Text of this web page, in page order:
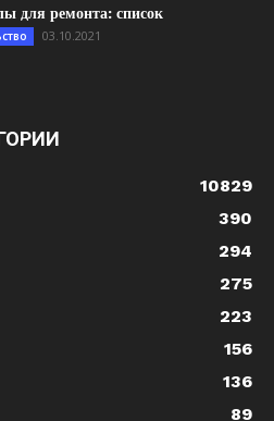
для ремонта: список
03.10.2021
10829
390
294
275
223
156
136
89